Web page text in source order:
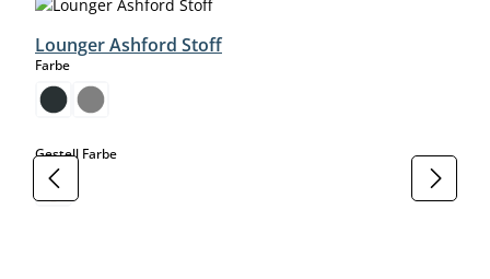
Lounger Ashford Stoff
Farbeauswählen
Gestell Farbeauswählen